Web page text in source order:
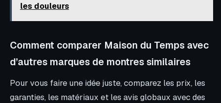
les douleurs
Comment comparer Maison du Temps avec
d’autres marques de montres similaires
Pour vous faire une idée juste, comparez les prix, les
garanties, les matériaux et les avis globaux avec des